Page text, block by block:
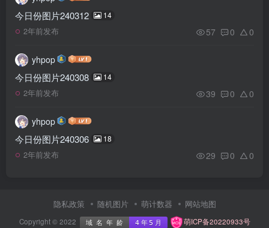
今日份图片240312 14
2年前发布 57 0 0
yhpop
今日份图片240308 14
2年前发布 39 0 0
yhpop
今日份图片240306 18
2年前发布 29 0 0
隐私政策 随机图片 萌计数器 网站地图
Copyright © 2022 萌ICP备20220933号